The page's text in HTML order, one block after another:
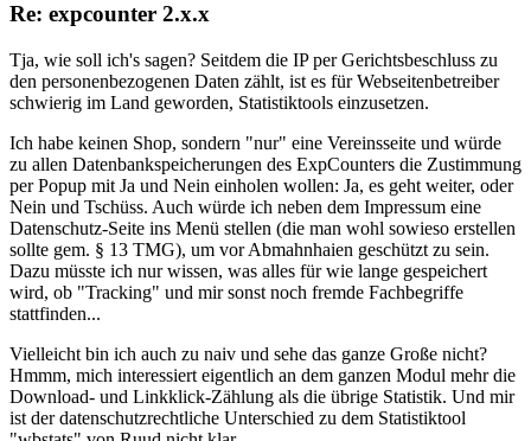
Re: expcounter 2.x.x
Tja, wie soll ich's sagen? Seitdem die IP per Gerichtsbeschluss zu
den personenbezogenen Daten zählt, ist es für Webseitenbetreiber
schwierig im Land geworden, Statistiktools einzusetzen.
Ich habe keinen Shop, sondern "nur" eine Vereinsseite und würde
zu allen Datenbankspeicherungen des ExpCounters die Zustimmung
per Popup mit Ja und Nein einholen wollen: Ja, es geht weiter, oder
Nein und Tschüss. Auch würde ich neben dem Impressum eine
Datenschutz-Seite ins Menü stellen (die man wohl sowieso erstellen
sollte gem. § 13 TMG), um vor Abmahnhaien geschützt zu sein.
Dazu müsste ich nur wissen, was alles für wie lange gespeichert
wird, ob "Tracking" und mir sonst noch fremde Fachbegriffe
stattfinden...
Vielleicht bin ich auch zu naiv und sehe das ganze Große nicht?
Hmmm, mich interessiert eigentlich an dem ganzen Modul mehr die
Download- und Linkklick-Zählung als die übrige Statistik. Und mir
ist der datenschutzrechtliche Unterschied zu dem Statistiktool